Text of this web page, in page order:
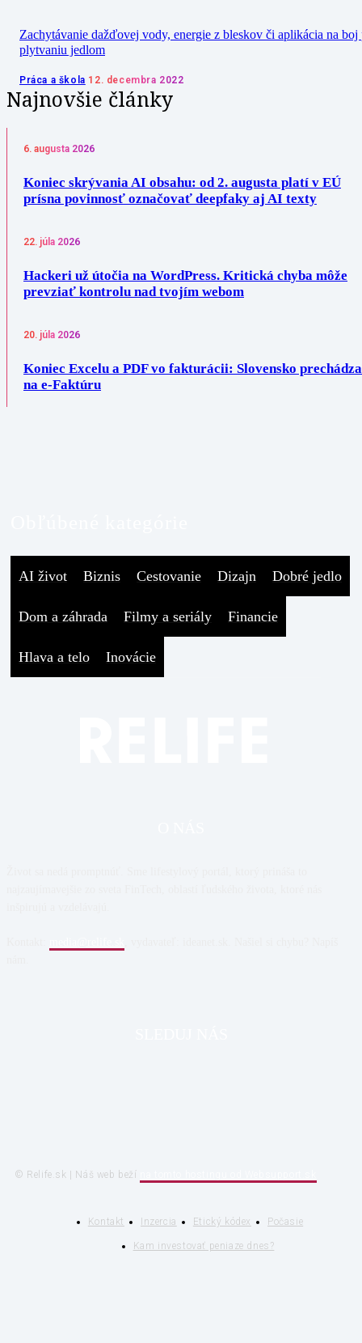
Zachytávanie dažďovej vody, energie z bleskov či aplikácia na boj
plytvaniu jedlom
Práca a škola 12. decembra 2022
Najnovšie články
6. augusta 2026
Koniec skrývania AI obsahu: od 2. augusta platí v EÚ
prísna povinnosť označovať deepfaky aj AI texty
22. júla 2026
Hackeri už útočia na WordPress. Kritická chyba môže
prevziať kontrolu nad tvojím webom
20. júla 2026
Koniec Excelu a PDF vo fakturácii: Slovensko prechádza
na e-Faktúru
AI život Biznis Cestovanie Dizajn Dobré jedlo
Dom a záhrada Filmy a seriály Financie
Hlava a telo Inovácie
© Relife.sk | Náš web beží
Kontakt Inzercia Etický kódex Počasie
Kam investovať peniaze dnes?